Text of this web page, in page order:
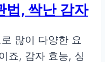
법, 싹난 감자
많이 다양한 요
죠, 감자 효능, 싱